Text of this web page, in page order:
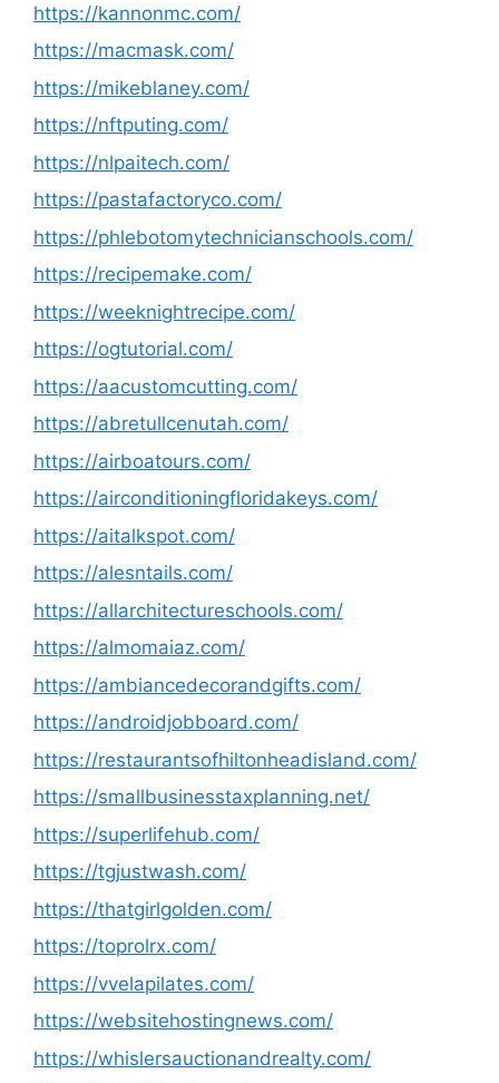
https://kannonmc.com/
https://macmask.com/
https://mikeblaney.com/
https://nftputing.com/
https://nlpaitech.com/
https://pastafactoryco.com/
https://phlebotomytechnicianschools.com/
https://recipemake.com/
https://weeknightrecipe.com/
https://ogtutorial.com/
https://aacustomcutting.com/
https://abretullcenutah.com/
https://airboatours.com/
https://airconditioningfloridakeys.com/
https://aitalkspot.com/
https://alesntails.com/
https://allarchitectureschools.com/
https://almomaiaz.com/
https://ambiancedecorandgifts.com/
https://androidjobboard.com/
https://restaurantsofhiltonheadisland.com/
https://smallbusinesstaxplanning.net/
https://superlifehub.com/
https://tgjustwash.com/
https://thatgirlgolden.com/
https://toprolrx.com/
https://vvelapilates.com/
https://websitehostingnews.com/
https://whislersauctionandrealty.com/